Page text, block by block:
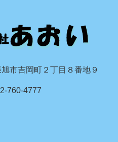
市吉岡町２丁目８番地９
760-4777